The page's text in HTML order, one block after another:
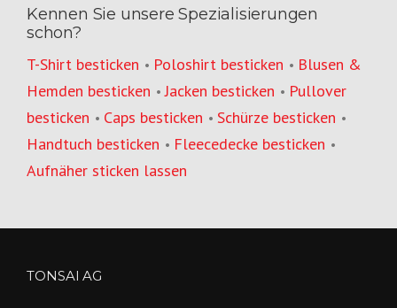
Kennen Sie unsere Spezialisierungen
schon?
T-Shirt besticken • Poloshirt besticken • Blusen &
Hemden besticken •Jacken besticken • Pullover
besticken • Caps besticken • Schürze besticken •
Handtuch besticken • Fleecedecke besticken •
Aufnäher sticken lassen
TONSAI AG